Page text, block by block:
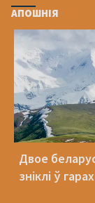
АПОШНІЯ
Двое
зніклі ў